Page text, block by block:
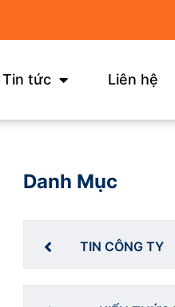
Tin tức Liên hệ
Danh Mục
TIN CÔNG TY